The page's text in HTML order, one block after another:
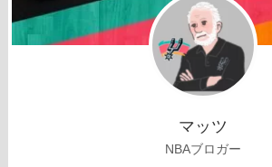
マッツ
NBAブロガー